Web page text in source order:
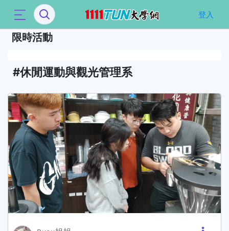
登入
限時活動
休閒運動與觀光管理系